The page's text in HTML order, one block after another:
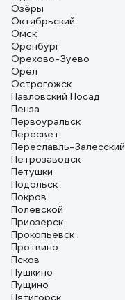
Озёры
Октябрьский
Омск
Оренбург
Орехово-Зуево
Орёл
Острогожск
Павловский Посад
Пенза
Первоуральск
Пересвет
Переславль-Залесский
Петрозаводск
Петушки
Подольск
Покров
Полевской
Приозерск
Прокопьевск
Протвино
Псков
Пушкино
Пущино
Пятигорск